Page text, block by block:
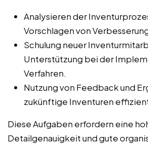
Analysieren der
Vorschlagen von
Schulung neuer
Unterstützung bei der
Verfahren.
Nutzung von Feedback und
zukünftige Inventuren
Diese Aufgaben erfordern eine
Detailgenauigkeit und gute